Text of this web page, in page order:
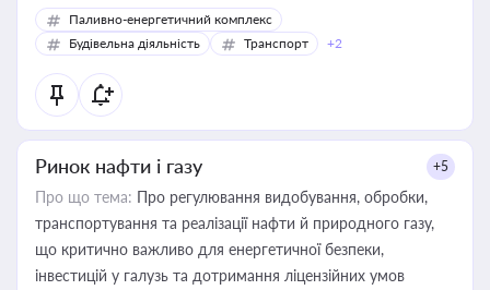
Паливно-енергетичний комплекс
Будівельна діяльність
Транспорт +2
Ринок нафти і газу +5
Про що тема: Про регулювання видобування, обробки,
транспортування та реалізації нафти й природного газу,
що критично важливо для енергетичної безпеки,
інвестицій у галузь та дотримання ліцензійних умов